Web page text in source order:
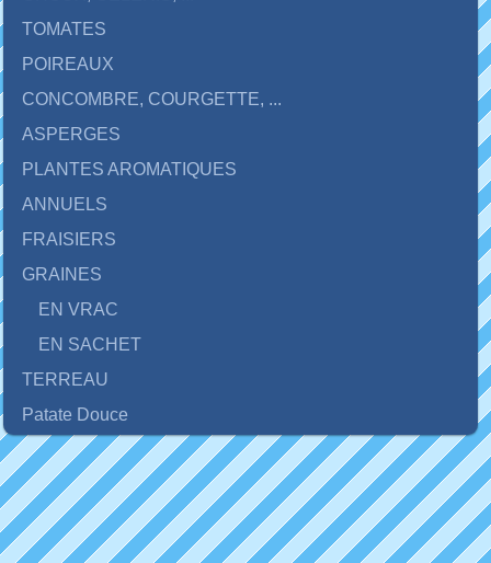
TOMATES
POIREAUX
CONCOMBRE, COURGETTE, ...
ASPERGES
PLANTES AROMATIQUES
ANNUELS
FRAISIERS
GRAINES
EN VRAC
EN SACHET
TERREAU
Patate Douce